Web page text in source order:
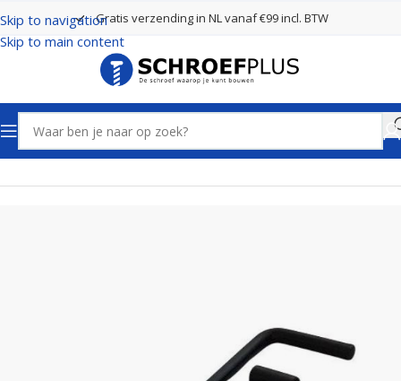
Skip to navigation
Skip to main content
Gratis verzending in NL vanaf €99 incl. BTW
Home Poort- en hekbeslag Grondgrendels